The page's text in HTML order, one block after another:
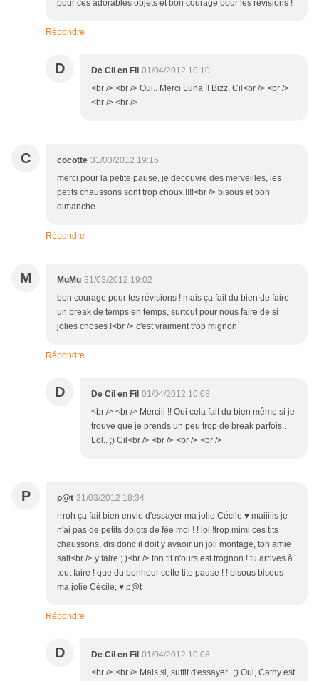
pour ces adorables objets et bon courage pour les révisions !
Répondre
D De Cil en Fil 01/04/2012 10:10
<br /> <br /> Oui.. Merci Luna !! Bizz, Cil<br /> <br />
<br /> <br />
C cocotte 31/03/2012 19:16
merci pour la petite pause, je decouvre des merveilles, les
petits chaussons sont trop choux !!!!<br /> bisous et bon
dimanche
Répondre
M MuMu 31/03/2012 19:02
bon courage pour tes révisions ! mais ça fait du bien de faire
un break de temps en temps, surtout pour nous faire de si
jolies choses !<br /> c'est vraiment trop mignon
Répondre
D De Cil en Fil 01/04/2012 10:08
<br /> <br /> Merciii !! Oui cela fait du bien même si je
trouve que je prends un peu trop de break parfois..
Lol.. ;) Cil<br /> <br /> <br /> <br />
P p@t 31/03/2012 18:34
rrroh ça fait bien envie d'essayer ma jolie Cécile ♥ maiiiiis je
n'ai pas de petits doigts de fée moi ! ! lol !trop mimi ces tits
chaussons, dis donc il doit y avaoir un joli montage, ton amie
sait<br /> y faire ; )<br /> ton tit n'ours est trognon ! tu arrives à
tout faire ! que du bonheur cette tite pause ! ! bisous bisous
ma jolie Cécile, ♥ p@t
Répondre
D De Cil en Fil 01/04/2012 10:08
<br /> <br /> Mais si, suffit d'essayer.. ;) Oui, Cathy est